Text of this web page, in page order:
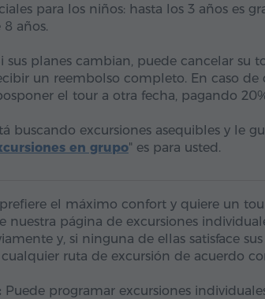
para los niños: hasta los 3 años es
años.
sus planes cambian, puede cancelar su
un reembolso completo. En caso
el tour a otra fecha, pagando
buscando excursiones asequibles y le
en grupo" es para usted.
el máximo confort y quiere un
nuestra página de excursiones
y, si ninguna de ellas satisface sus
ruta de excursión de acuerdo
Puede programar excursiones